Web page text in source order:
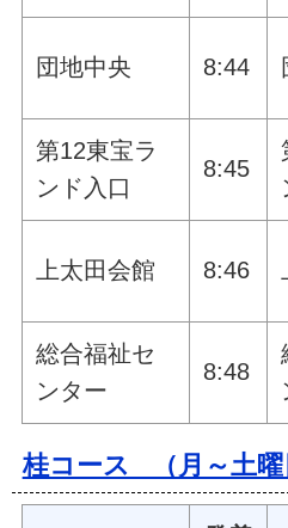
団地中央 8:44
第12東宝ラ
ンド入口
8:45
上太田会館 8:46
総合福祉セ
ンター
8:48
桂コース （月～土曜